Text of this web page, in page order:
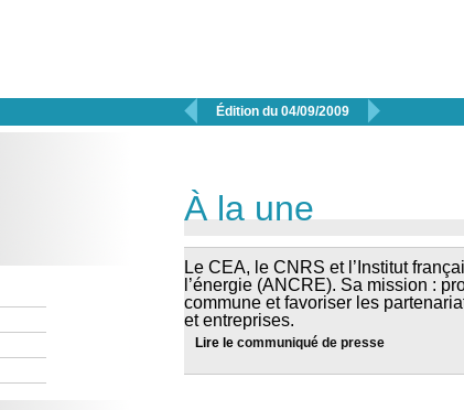
 Édition du 04/09/2009 
À la une
Le CEA, le CNRS et l’Institut
l’énergie (ANCRE). Sa mission :
commune et favoriser les
et entreprises.
Lire le communiqué de presse